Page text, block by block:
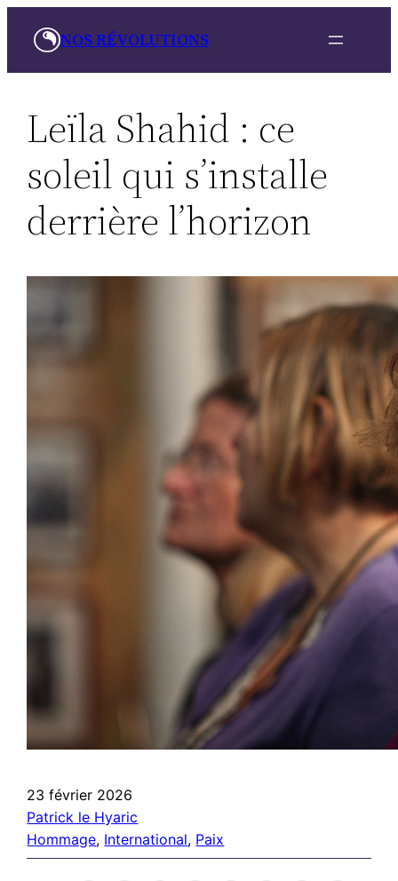
NOS RÉVOLUTIONS
Leïla Shahid : ce
soleil qui s’installe
derrière l’horizon
23 février 2026
Patrick le Hyaric
Hommage, International, Paix